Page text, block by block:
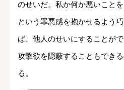
のせいだ。私か何か悪いこと
という罪悪感を抱かせるよう
ば、他人のせいにすることが
攻撃欲を隠蔽することもでき
る。